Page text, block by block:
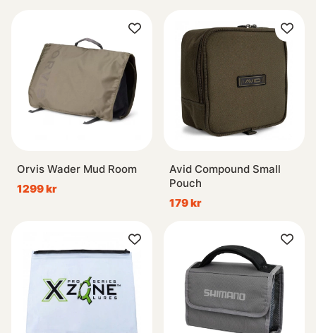
Orvis Wader Mud Room
1299 kr
Avid Compound Small
Pouch
179 kr